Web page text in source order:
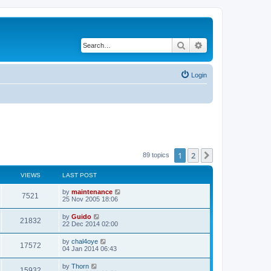
Search
Login
89 topics 1 2
VIEWS LAST POST
7521 by maintenance
25 Nov 2005 18:06
21832 by Guido
22 Dec 2014 02:00
17572 by chal4oye
04 Jan 2014 06:43
by Thorn